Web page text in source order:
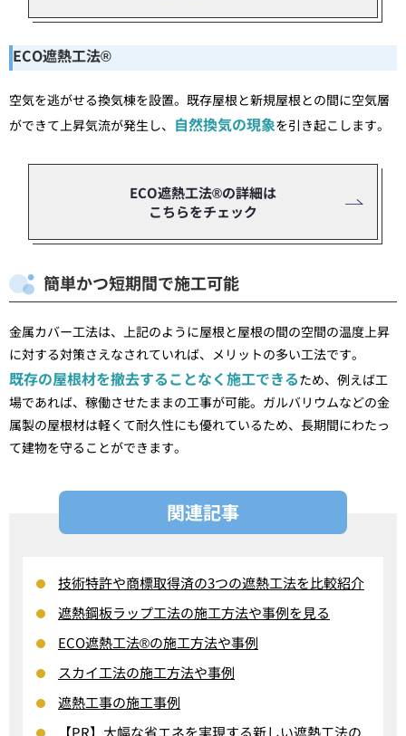
ECO遮熱工法®
空気を逃がせる換気棟を設置。既存屋根と新規屋根との間に空気層
ができて上昇気流が発生し、 自然換気の現象を引き起こします。
ECO遮熱工法®の詳細は
こちらをチェック
簡単かつ短期間で施工可能
金属カバー工法は、上記のように屋根と屋根の間の空間の温度上昇
に対する対策さえなされていれば、メリットの多い工法です。
既存の屋根材を撤去することなく施工できるため、例えば工
場であれば、稼働させたままの工事が可能。ガルバリウムなどの金
属製の屋根材は軽くて耐久性にも優れているため、長期間にわたっ
て建物を守ることができます。
関連記事
技術特許や商標取得済の3つの遮熱工法を比較紹介
遮熱鋼板ラップ工法の施工方法や事例を見る
ECO遮熱工法®の施工方法や事例
スカイ工法の施工方法や事例
遮熱工事の施工事例
【PR】大幅な省エネを実現する新しい遮熱工法の